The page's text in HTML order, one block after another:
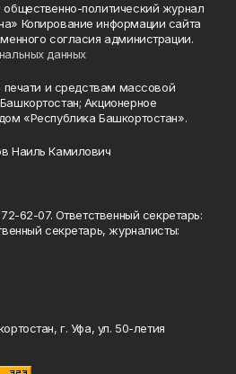
политический журнал
Копирование информации сайта
согласия администрации.
данных
печати и средствам массовой
Акционерное
«Республика Башкортостан».
Наиль Камилович
62-07. Ответственный секретарь:
секретарь, журналисты:
г. Уфа, ул. 50-летия